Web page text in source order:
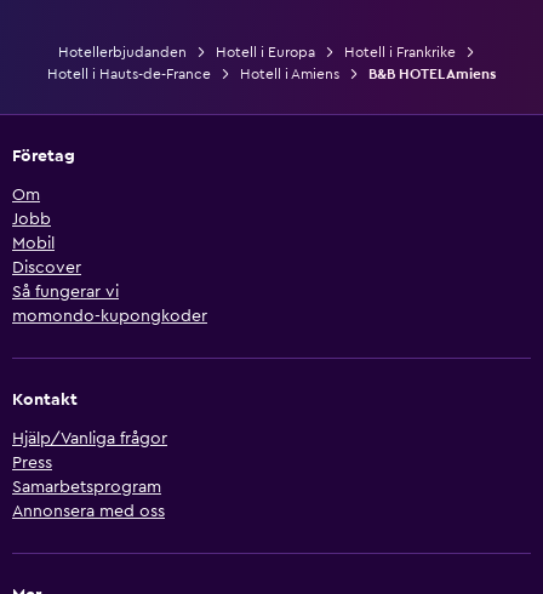
Hotellerbjudanden Hotell i Europa
Hotell i Frankrike
Hotell i Hauts-de-France
Hotell i Amiens B&B HOTEL Amiens
Företag
Om
Jobb
Mobil
Discover
Så fungerar vi
momondo-kupongkoder
Kontakt
Hjälp/Vanliga frågor
Press
Samarbetsprogram
Annonsera med oss